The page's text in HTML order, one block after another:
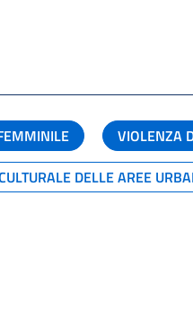
VIOLENZA
DELLE AREE